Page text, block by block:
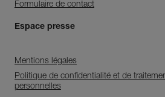
Formulaire de contact
Espace presse
Mentions légales
Politique de confidentialité et de
personnelles